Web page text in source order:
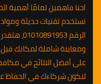
احنا فاهمين تمامًا أهمية
نستخدم تقنيات حديثة
الرقم
ومعاينة شاملة لمكانك
على أفضل النتائج في
لنكون شركاءك في الحفاظ